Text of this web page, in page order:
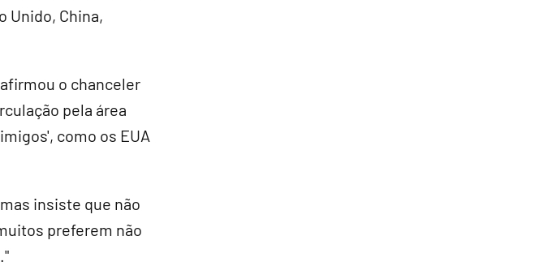
Unido, China,
o chanceler
pela área
como os EUA
insiste que não
preferem não